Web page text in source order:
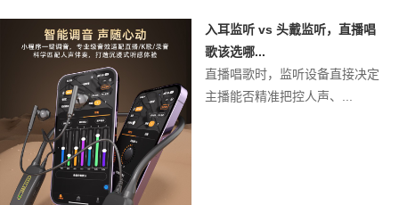
入耳监听 vs 头戴监听，直播唱
歌该选哪...
直播唱歌时，监听设备直接决定
主播能否精准把控人声、...